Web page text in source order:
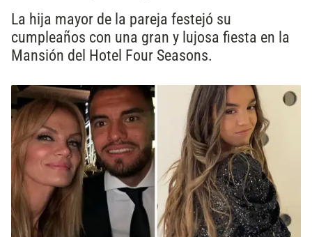
La hija mayor de la pareja festejó su
cumpleaños con una gran y lujosa fiesta en la
Mansión del Hotel Four Seasons.